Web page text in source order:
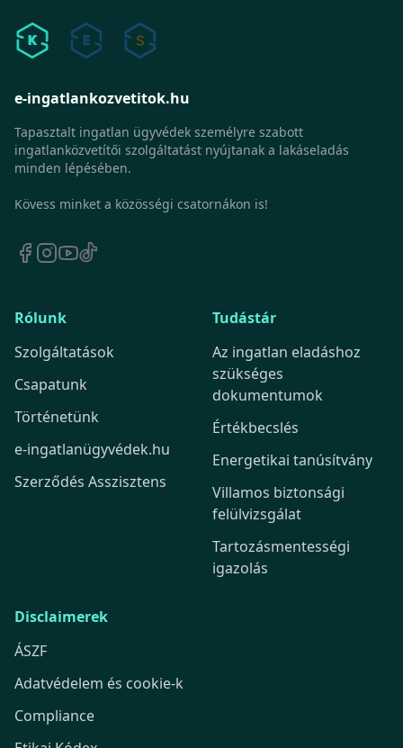
e-ingatlankozvetitok.hu
Tapasztalt ingatlan ügyvédek személyre szabott
ingatlanközvetítői szolgáltatást nyújtanak a lakáseladás
minden lépésében.
Kövess minket a közösségi csatornákon is!
Rólunk
Szolgáltatások
Csapatunk
Történetünk
e-ingatlanügyvédek.hu
Szerződés Asszisztens
Tudástár
Az ingatlan eladáshoz
szükséges
dokumentumok
Értékbecslés
Energetikai tanúsítvány
Villamos biztonsági
felülvizsgálat
Tartozásmentességi
igazolás
Disclaimerek
ÁSZF
Adatvédelem és cookie-k
Compliance